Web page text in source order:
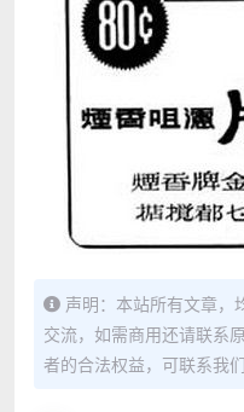
声明：本站所有文章，
交流，如需商用还请联系
者的合法权益，可联系我